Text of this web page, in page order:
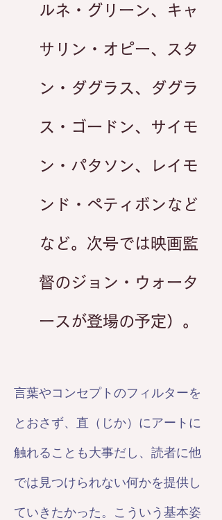
ルネ・グリーン、キャ
サリン・オピー、スタ
ン・ダグラス、ダグラ
ス・ゴードン、サイモ
ン・パタソン、レイモ
ンド・ペティボンなど
など。次号では映画監
督のジョン・ウォータ
ースが登場の予定）。
言葉やコンセプトのフィルターを
とおさず、直（じか）にアートに
触れることも大事だし、読者に他
では見つけられない何かを提供し
ていきたかった。こういう基本姿